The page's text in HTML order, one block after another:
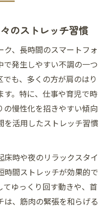
気をつけたいポイント
ケアと忙しい人の味方
ストレッチおすすめ法
甲骨ストレッチ実践法
しの効果的な取り入れ
アップのストレッチ手
まわりストレッチの特
のストレッチ習慣
、長時間のスマートフォ
で発生しやすい不調の一つ
も、多くの方が肩のはり
。特に、仕事や育児で時
慢性化を招きやすい傾向
を活用したストレッチ習慣
時や夜のリラックスタイ
時間ストレッチが効果的で
ゆっくり回す動きや、首
、筋肉の緊張を和らげる